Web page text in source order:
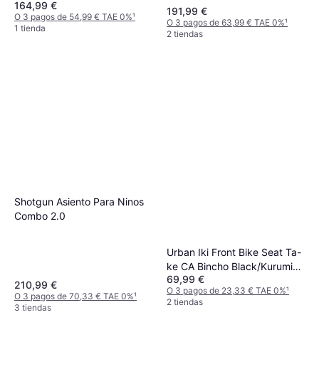
164,99 €
O 3 pagos de 54,99 € TAE 0%¹
1 tienda
191,99 €
O 3 pagos de 63,99 € TAE 0%¹
2 tiendas
Shotgun Asiento Para Ninos
Combo 2.0
210,99 €
O 3 pagos de 70,33 € TAE 0%¹
3 tiendas
Urban Iki Front Bike Seat Ta-
ke CA Bincho Black/Kurumi
Brown Asiento para niños
carrito
69,99 €
O 3 pagos de 23,33 € TAE 0%¹
2 tiendas